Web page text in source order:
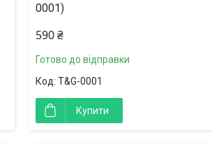
0001)
590 ₴
Готово до відправки
T&G-0001
Купити